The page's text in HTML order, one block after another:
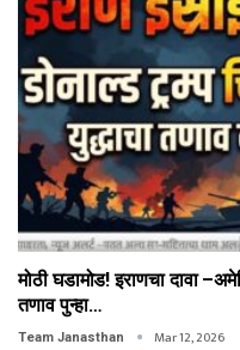
मोठी घडामोड! इराणचा दावा
तणाव पुन्हा…
Team Janasthan Mar 12, 2026